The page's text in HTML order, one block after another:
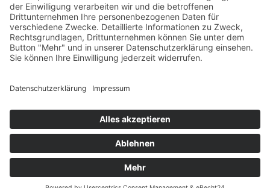
Der Ruf der neuen Zeit könnte kaum lauter sein als jetzt.
Tränen rührt, sind standing ovations die logische
Konsequenz…
Datenschutzerklärung
© MIKS Magazin 2026